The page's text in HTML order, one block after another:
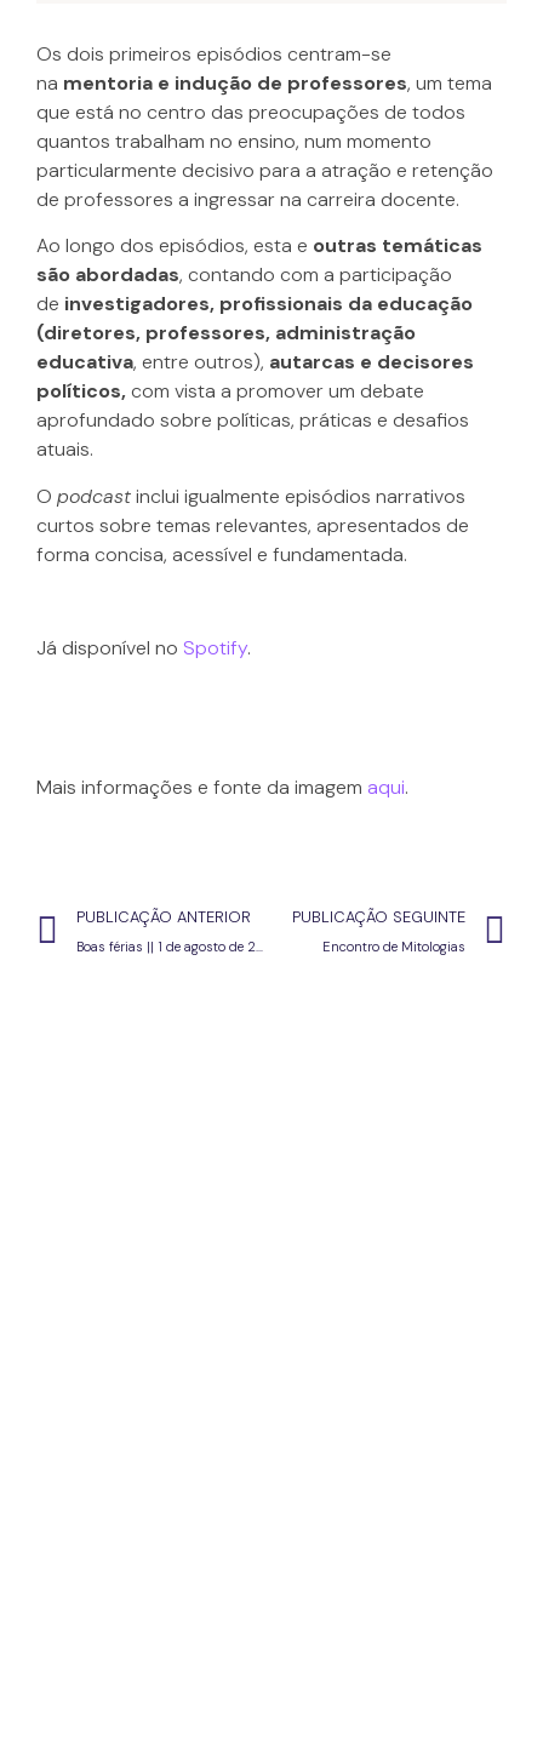
Os dois primeiros episódios centram-se
na mentoria e indução de professores, um tema
que está no centro das preocupações de todos
quantos trabalham no ensino, num momento
particularmente decisivo para a atração e retenção
de professores a ingressar na carreira docente.
Ao longo dos episódios, esta e outras temáticas
são abordadas, contando com a participação
de investigadores, profissionais da educação
(diretores, professores, administração
educativa, entre outros), autarcas e decisores
políticos, com vista a promover um debate
aprofundado sobre políticas, práticas e desafios
atuais.
O podcastinclui igualmente episódios narrativos
curtos sobre temas relevantes, apresentados de
forma concisa, acessível e fundamentada.
Já disponível no Spotify.
Mais informações e fonte da imagem aqui.
PUBLICAÇÃO ANTERIOR PUBLICAÇÃO SEGUINTE
Encontro de Mitologias